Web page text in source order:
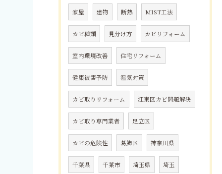
家屋 建物 断熱 MIST工法
カビ種類 見分け方 カビリフォーム
室内環境改善 住宅リフォーム
健康被害予防 湿気対策
カビ取りリフォーム 江東区カビ問題解決
カビ取り専門業者 足立区
カビの危険性 葛飾区 神奈川県
千葉県 千葉市 埼玉県 埼玉